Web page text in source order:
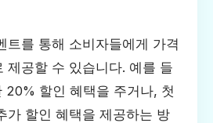
트를 통해 소비자들에게 가격
제공할 수 있습니다. 예를 들
20% 할인 혜택을 주거나, 첫
가 할인 혜택을 제공하는 방